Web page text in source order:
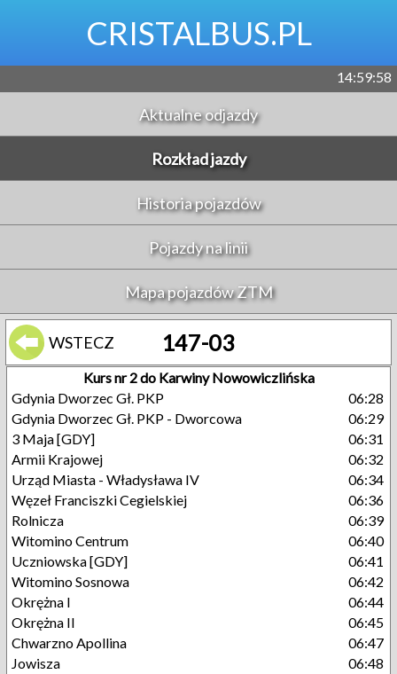
CRISTALBUS.PL
14:59:59
Aktualne odjazdy
Rozkład jazdy
Historia pojazdów
Pojazdy na linii
Mapa pojazdów ZTM
WSTECZ 147-03
Kurs nr 2 do Karwiny Nowowiczlińska
Gdynia Dworzec Gł. PKP
06:28
Gdynia Dworzec Gł. PKP - Dworcowa
06:29
3 Maja [GDY]
06:31
Armii Krajowej
06:32
Urząd Miasta - Władysława IV
06:34
Węzeł Franciszki Cegielskiej
06:36
Rolnicza
06:39
Witomino Centrum
06:40
Uczniowska [GDY]
06:41
Witomino Sosnowa
06:42
Okrężna I
06:44
Okrężna II
06:45
Chwarzno Apollina
06:47
Jowisza
06:48